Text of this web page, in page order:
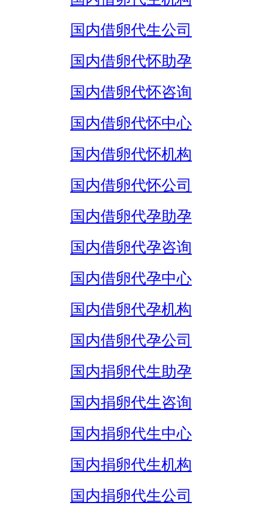
国内借卵代生公司
国内借卵代怀助孕
国内借卵代怀咨询
国内借卵代怀中心
国内借卵代怀机构
国内借卵代怀公司
国内借卵代孕助孕
国内借卵代孕咨询
国内借卵代孕中心
国内借卵代孕机构
国内借卵代孕公司
国内捐卵代生助孕
国内捐卵代生咨询
国内捐卵代生中心
国内捐卵代生机构
国内捐卵代生公司